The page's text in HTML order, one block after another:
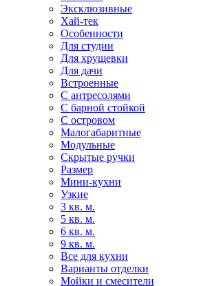
Эксклюзивные
Хай-тек
Особенности
Для студии
Для хрущевки
Для дачи
Встроенные
С антресолями
С барной стойкой
С островом
Малогабаритные
Модульные
Скрытые ручки
Размер
Мини-кухни
Узкие
3 кв. м.
5 кв. м.
6 кв. м.
9 кв. м.
Все для кухни
Варианты отделки
Мойки и смесители